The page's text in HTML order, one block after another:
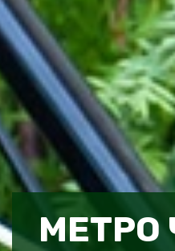
МЕТРО